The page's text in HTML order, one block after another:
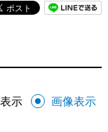
示 画像表示